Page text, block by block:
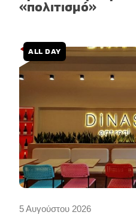
«πολιτισμό»
5 Αυγούστου 2026
ALL DAY